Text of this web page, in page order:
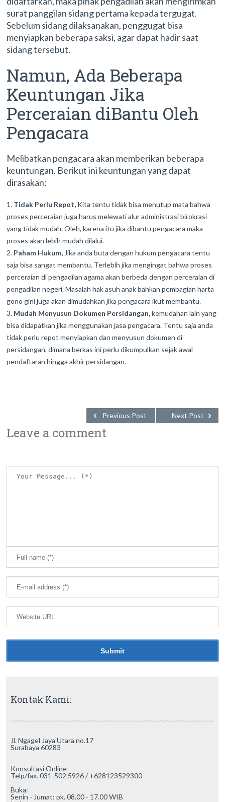
surat panggilan sidang pertama kepada tergugat.
Sebelum sidang dilaksanakan, penggugat bisa
menyiapkan beberapa saksi, agar dapat hadir saat
sidang tersebut.
Namun, Ada Beberapa
Keuntungan Jika
Perceraian diBantu Oleh
Pengacara
Melibatkan pengacara akan memberikan beberapa
keuntungan. Berikut ini keuntungan yang dapat
dirasakan:
Tidak Perlu Repot, Kita tentu tidak bisa menutup mata bahwa
proses perceraian juga harus melewati alur administrasi birokrasi
yang tidak mudah. Oleh, karena itu jika dibantu pengacara maka
proses akan lebih mudah dilalui.
Paham Hukum,Jika anda buta dengan hukum pengacara tentu
saja bisa sangat membantu. Terlebih jika mengingat bahwa proses
perceraian di pengadilan agama akan berbeda dengan perceraian di
pengadilan negeri. Masalah hak asuh anak bahkan pembagian harta
gono gini juga akan dimudahkan jika pengacara ikut membantu.
Mudah Menyusun Dokumen Persidangan,kemudahan lain yang
bisa didapatkan jika menggunakan jasa pengacara. Tentu saja anda
tidak perlu repot menyiapkan dan menyusun dokumen di
persidangan, dimana berkas ini perlu dikumpulkan sejak awal
pendaftaran hingga akhir persidangan.
Next Post
Previous Post
Leave a comment
Kontak Kami:
Jl. Ngagel Jaya Utara no.17
Surabaya 60283
Konsultasi Online
Telp/fax. 031-502 5926 / +628123529300
Buka:
Senin - Jumat: pk. 08.00 - 17.00 WIB